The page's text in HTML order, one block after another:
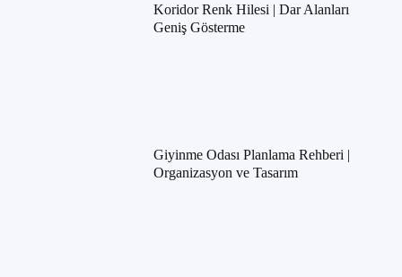
Koridor Renk Hilesi | Dar Alanları
Geniş Gösterme
Giyinme Odası Planlama Rehberi |
Organizasyon ve Tasarım